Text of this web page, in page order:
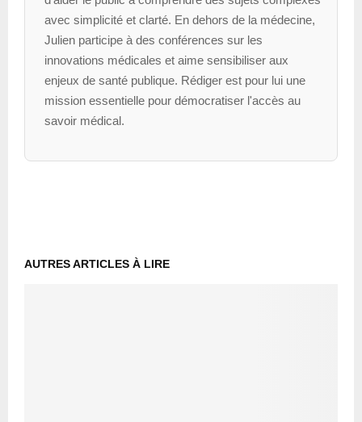
avec simplicité et clarté. En dehors de la médecine,
Julien participe à des conférences sur les
innovations médicales et aime sensibiliser aux
enjeux de santé publique. Rédiger est pour lui une
mission essentielle pour démocratiser l'accès au
savoir médical.
AUTRES ARTICLES À LIRE